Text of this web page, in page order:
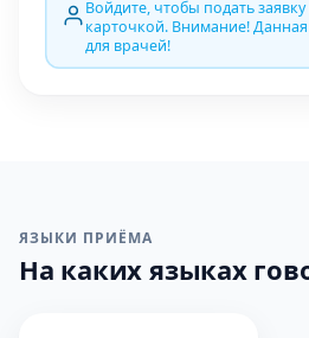
Войдите, чтобы подать
карточкой. Внимание!
для врачей!
ЯЗЫКИ ПРИЁМА
На каких языках